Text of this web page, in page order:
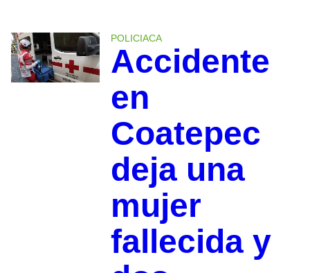
POLICIACA
Accidente
en
Coatepec
deja una
mujer
fallecida y